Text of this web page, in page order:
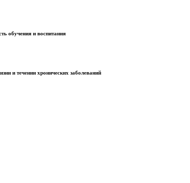
обучения и воспитания
и течении хронических заболеваний